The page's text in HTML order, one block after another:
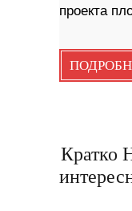
проекта
Кратко